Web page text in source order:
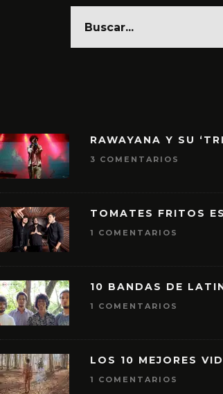
RAWAYANA Y SU
3 COMENTARIOS
TOMATES FRITOS
1 COMENTARIOS
10 BANDAS DE
1 COMENTARIOS
LOS 10 MEJORES
1 COMENTARIOS